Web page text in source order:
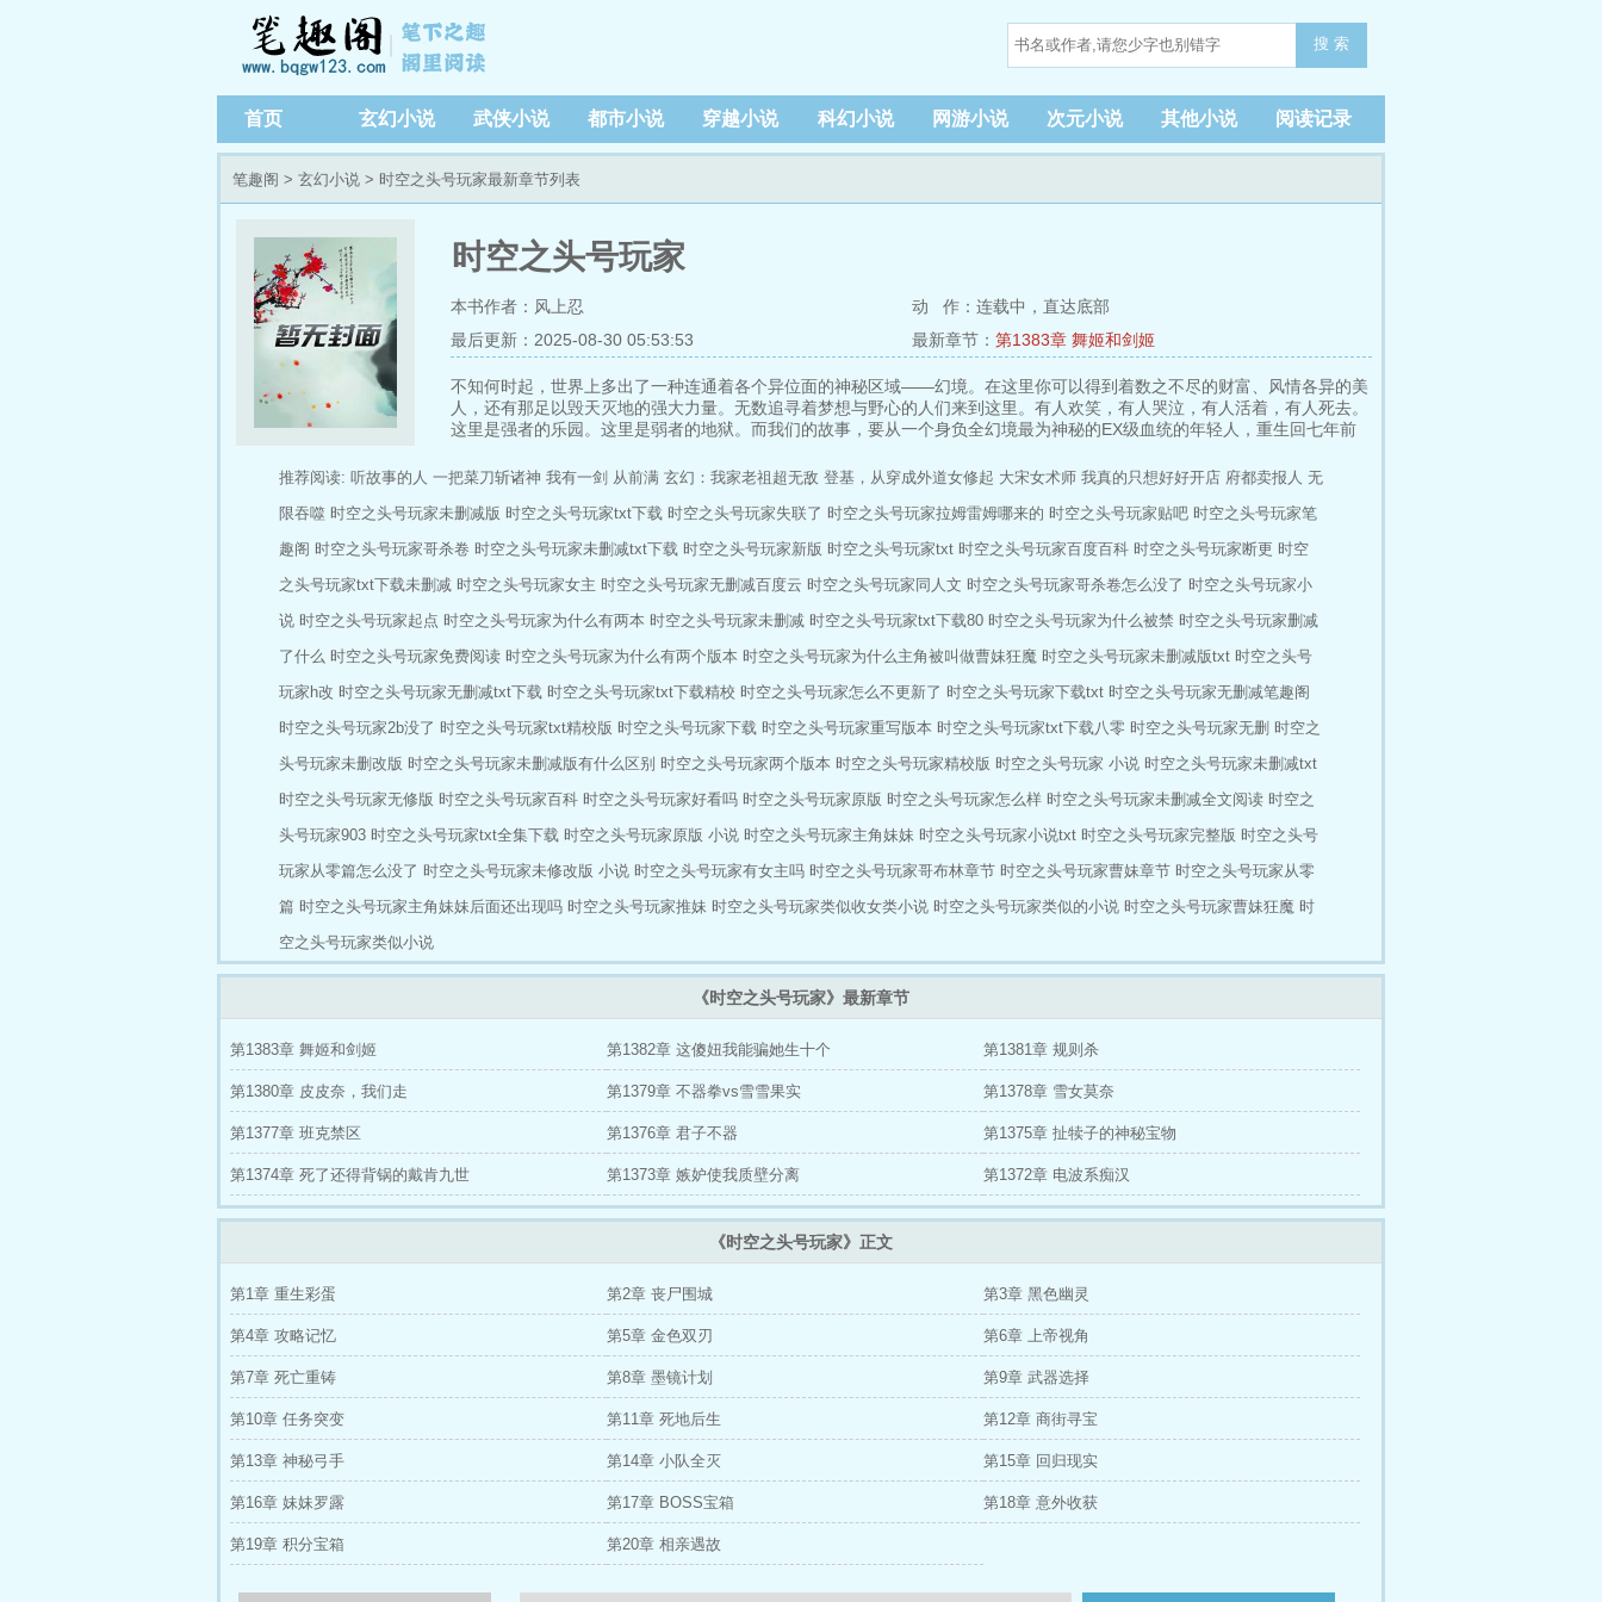
搜 索
首页 玄幻小说 武侠小说 都市小说 穿越小说 科幻小说 网游小说 次元小说 其他小说 阅读记录
笔趣阁 > 玄幻小说 > 时空之头号玩家最新章节列表
时空之头号玩家
本书作者：风上忍 动 作：连载中， 直达底部
最后更新：2025-08-30 05:53:53
最新章节： 第1383章 舞姬和剑姬
不知何时起，世界上多出了一种连通着各个异位面的神秘区域——幻境。在这里你可以得到着数之不尽的财富、风情各异的美
人，还有那足以毁天灭地的强大力量。无数追寻着梦想与野心的人们来到这里。有人欢笑，有人哭泣，有人活着，有人死去。
这里是强者的乐园。这里是弱者的地狱。而我们的故事，要从一个身负全幻境最为神秘的EX级血统的年轻人，重生回七年前
推荐阅读: 听故事的人 一把菜刀斩诸神 我有一剑 从前满 玄幻：我家老祖超无敌 登基，从穿成外道女修起 大宋女术师 我真的只想好好开店 府都卖报人 无
限吞噬 时空之头号玩家未删减版 时空之头号玩家txt下载 时空之头号玩家失联了 时空之头号玩家拉姆雷姆哪来的 时空之头号玩家贴吧 时空之头号玩家笔
趣阁 时空之头号玩家哥杀卷 时空之头号玩家未删减txt下载 时空之头号玩家新版 时空之头号玩家txt 时空之头号玩家百度百科 时空之头号玩家断更 时空
之头号玩家txt下载未删减 时空之头号玩家女主 时空之头号玩家无删减百度云 时空之头号玩家同人文 时空之头号玩家哥杀卷怎么没了 时空之头号玩家小
说 时空之头号玩家起点 时空之头号玩家为什么有两本 时空之头号玩家未删减 时空之头号玩家txt下载80 时空之头号玩家为什么被禁 时空之头号玩家删减
了什么 时空之头号玩家免费阅读 时空之头号玩家为什么有两个版本 时空之头号玩家为什么主角被叫做曹妹狂魔 时空之头号玩家未删减版txt 时空之头号
玩家h改 时空之头号玩家无删减txt下载 时空之头号玩家txt下载精校 时空之头号玩家怎么不更新了 时空之头号玩家下载txt 时空之头号玩家无删减笔趣阁
时空之头号玩家2b没了 时空之头号玩家txt精校版 时空之头号玩家下载 时空之头号玩家重写版本 时空之头号玩家txt下载八零 时空之头号玩家无删 时空之
头号玩家未删改版 时空之头号玩家未删减版有什么区别 时空之头号玩家两个版本 时空之头号玩家精校版 时空之头号玩家 小说 时空之头号玩家未删减txt
时空之头号玩家无修版 时空之头号玩家百科 时空之头号玩家好看吗 时空之头号玩家原版 时空之头号玩家怎么样 时空之头号玩家未删减全文阅读 时空之
头号玩家903 时空之头号玩家txt全集下载 时空之头号玩家原版 小说 时空之头号玩家主角妹妹 时空之头号玩家小说txt 时空之头号玩家完整版 时空之头号
玩家从零篇怎么没了 时空之头号玩家未修改版 小说 时空之头号玩家有女主吗 时空之头号玩家哥布林章节 时空之头号玩家曹妹章节 时空之头号玩家从零
篇 时空之头号玩家主角妹妹后面还出现吗 时空之头号玩家推妹 时空之头号玩家类似收女类小说 时空之头号玩家类似的小说 时空之头号玩家曹妹狂魔 时
空之头号玩家类似小说
《时空之头号玩家》最新章节
第1383章 舞姬和剑姬 第1382章 这傻妞我能骗她生十个 第1381章 规则杀
第1380章 皮皮奈，我们走 第1379章 不器拳vs雪雪果实 第1378章 雪女莫奈
第1377章 班克禁区 第1376章 君子不器 第1375章 扯犊子的神秘宝物
第1374章 死了还得背锅的戴肯九世 第1373章 嫉妒使我质壁分离 第1372章 电波系痴汉
《时空之头号玩家》正文
第1章 重生彩蛋 第2章 丧尸围城 第3章 黑色幽灵
第4章 攻略记忆 第5章 金色双刃 第6章 上帝视角
第7章 死亡重铸 第8章 墨镜计划 第9章 武器选择
第10章 任务突变 第11章 死地后生 第12章 商街寻宝
第13章 神秘弓手 第14章 小队全灭 第15章 回归现实
第16章 妹妹罗露 第17章 BOSS宝箱 第18章 意外收获
第19章 积分宝箱 第20章 相亲遇故